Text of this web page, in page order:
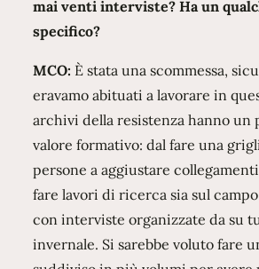
mai venti interviste? Ha un
specifico?
MCO: È stata una scommessa,
eravamo abituati a lavorare in
archivi della resistenza hanno un
valore formativo: dal fare una
persone a aggiustare
fare lavori di ricerca sia sul campo
con interviste organizzate da su
invernale. Si sarebbe voluto fare